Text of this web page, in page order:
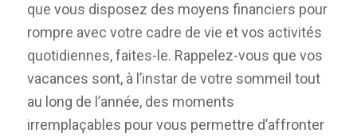
que vous disposez des moyens financiers pour
rompre avec votre cadre de vie et vos activités
quotidiennes, faites-le. Rappelez-vous que vos
vacances sont, à l’instar de votre sommeil tout
au long de l’année, des moments
irremplaçables pour vous permettre d’affronter